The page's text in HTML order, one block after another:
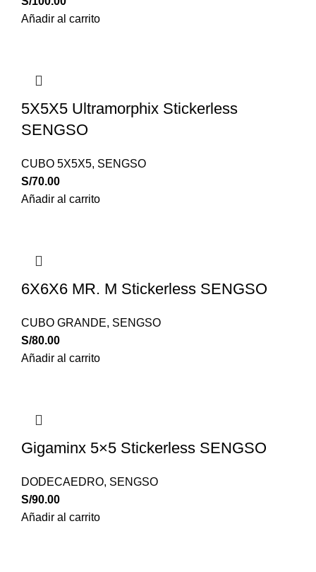
Añadir al carrito
5X5X5 Ultramorphix Stickerless
SENGSO
CUBO 5X5X5, SENGSO
S/70.00
Añadir al carrito
6X6X6 MR. M Stickerless SENGSO
CUBO GRANDE, SENGSO
S/80.00
Añadir al carrito
Gigaminx 5×5 Stickerless SENGSO
DODECAEDRO, SENGSO
S/90.00
Añadir al carrito